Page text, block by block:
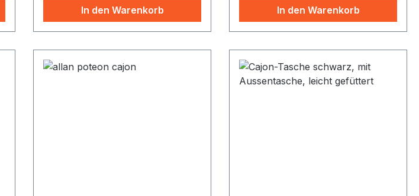
Außentasche für Zubehör und
gepolsterten Schulterriemen.
In den Warenkorb In den Warenkorb